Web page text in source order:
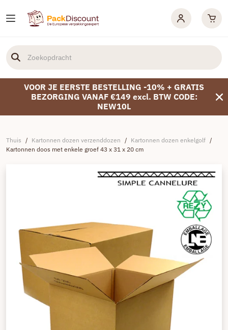
VOOR JE EERSTE BESTELLING -10% + GRATIS
BEZORGING VANAF €149 excl. BTW CODE:
NEW10L
Thuis / Kartonnen dozen verzenddozen / Kartonnen dozen enkelgolf /
Kartonnen doos met enkele groef 43 x 31 x 20 cm